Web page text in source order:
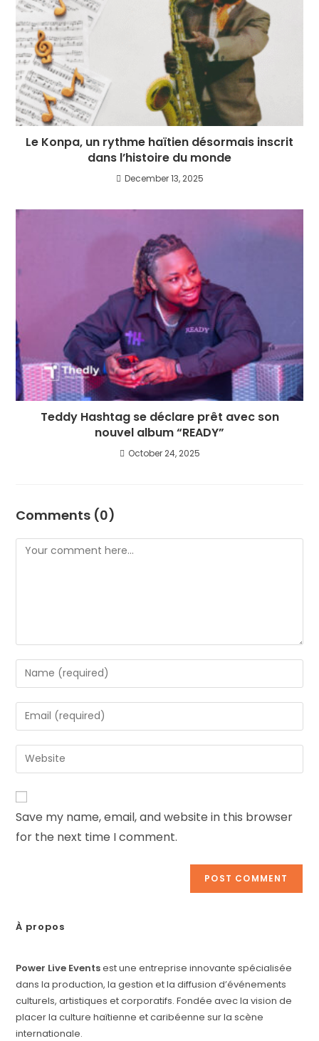
Le Konpa, un rythme haïtien désormais inscrit
dans l’histoire du monde
December 13, 2025
Teddy Hashtag se déclare prêt avec son
nouvel album “READY”
October 24, 2025
Comments (0)
Save my name, email, and website in this browser
for the next time I comment.
À propos
Power Live Eventsest une entreprise innovante spécialisée
dans la production, la gestion et la diffusion d’événements
culturels, artistiques et corporatifs. Fondée avec la vision de
placer la culture haïtienne et caribéenne sur la scène
internationale.